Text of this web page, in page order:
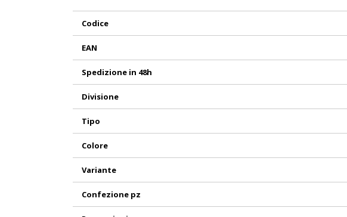
Informazioni
Codice
EAN
Spedizione in 48h
Divisione
Tipo
Colore
Variante
Confezione pz